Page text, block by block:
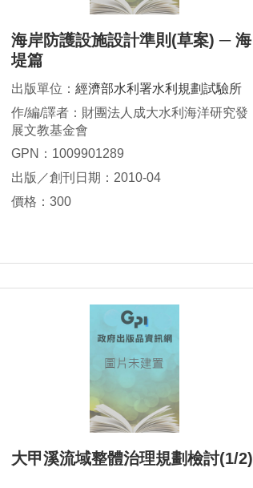
海岸防護設施設計準則(草案) ─ 海
堤篇
出版單位： 經濟部水利署水利規劃試驗所
作/編/譯者：財團法人成大水利海洋研究發
展文教基金會
GPN：1009901289
出版／創刊日期：2010-04
價格：300
大甲溪流域整體治理規劃檢討(1/2)